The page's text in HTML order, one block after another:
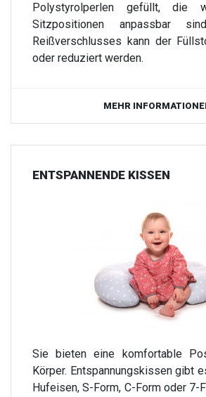
Polystyrolperlen gefüllt, die
Sitzpositionen anpassbar
Reißverschlusses kann der
oder reduziert werden.
MEHR
ENTSPANNENDE KISSEN
Sie bieten eine komfortable
Körper. Entspannungskissen gibt
Hufeisen, S-Form, C-Form oder 7-